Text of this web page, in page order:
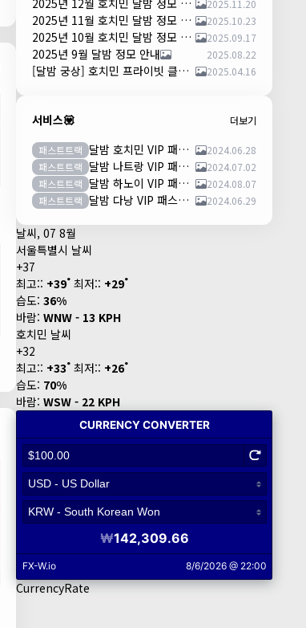
2025년 12월 호치민 달밤 정모 안내 2025.11.20
2025년 11월 호치민 달밤 정모 안내 2025.10.23
2025년 10월 호치민 달밤 정모 안내 2025.09.17
2025년 9월 달밤 정모 안내 2025.08.22
[달밤 궁상] 호치민 프라이빗 클럽 댄스 파티 – 하루 한 팀만! 2025.04.16
서비스💟 더보기
패스트트랙 달밤 호치민 VIP 패스트트랙 이용안내 (떤션넛공항)
2024.06.28
패스트트랙
달밤 나트랑 VIP 패스트트랙 이용안내 (깜란공항)
2024.07.02
패스트트랙
달밤 하노이 VIP 패스트트랙 이용안내 (노이바이공항)
2024.08.07
패스트트랙
달밤 다낭 VIP 패스트트랙 이용안내 (다낭국제공항) 2024.06.29
날씨, 07 8월
서울특별시 날씨
+37
최고:: +39° 최저:: +29°
습도: 36%
바람: WNW - 13 KPH
호치민 날씨
+32
최고:: +33° 최저:: +26°
습도: 70%
바람: WSW - 22 KPH
CurrencyRate